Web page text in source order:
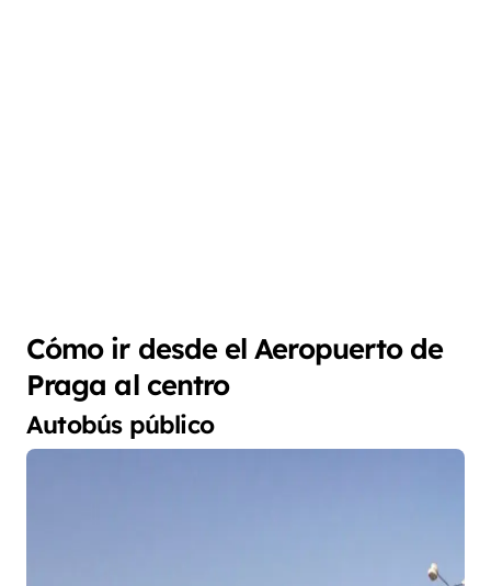
Cómo ir desde el Aeropuerto de
Praga al centro
Autobús público